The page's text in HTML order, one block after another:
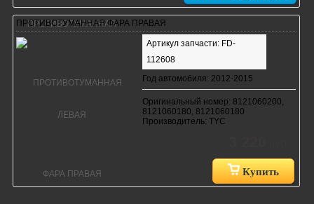
ПРОТИВОТУМАННАЯ ФАРА ПРАВАЯ
Артикул запчасти: FD-
112608
Год автомобиля: 2012-2015
Оригинальный номер: 8121060200,
8121060180, 8121060180
Производитель: TYC
Купить